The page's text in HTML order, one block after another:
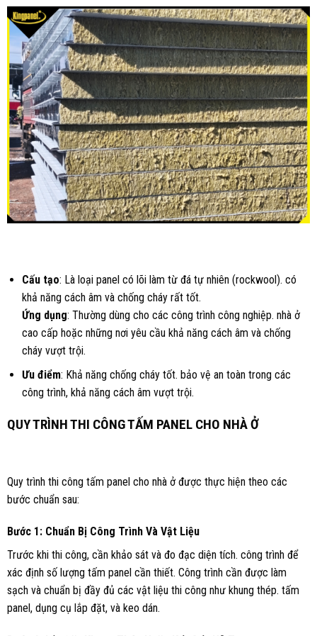
Cấu tạo: Là loại panel có lõi làm từ đá tự nhiên (rockwool). có
khả năng cách âm và chống cháy rất tốt.
Ứng dụng: Thường dùng cho các công trình công nghiệp. nhà ở
cao cấp hoặc những nơi yêu cầu khả năng cách âm và chống
cháy vượt trội.
Ưu điểm: Khả năng chống cháy tốt. bảo vệ an toàn trong các
công trình, khả năng cách âm vượt trội.
QUY TRÌNH THI CÔNG TẤM PANEL CHO NHÀ Ở
Quy trình thi công tấm panel cho nhà ở được thực hiện theo các
bước chuẩn sau:
Bước 1: Chuẩn Bị Công Trình Và Vật Liệu
Trước khi thi công, cần khảo sát và đo đạc diện tích. công trình để
xác định số lượng tấm panel cần thiết. Công trình cần được làm
sạch và chuẩn bị đầy đủ các vật liệu thi công như khung thép. tấm
panel, dụng cụ lắp đặt, và keo dán.